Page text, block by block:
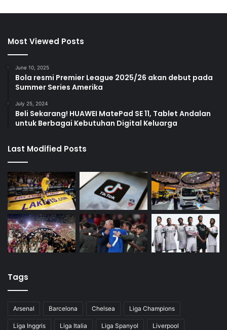
Most Viewed Posts
June 10, 2025
Bola resmi Premier League 2025/26 akan debut pada
Summer Series Amerika
July 25, 2024
Beli Sekarang! HUAWEI MatePad SE 11, Tablet Andalan
untuk Berbagai Kebutuhan Digital Keluarga
Last Modified Posts
Tags
Arsenal Barcelona Chelsea Liga Champions
Liga Inggris Liga Italia Liga Spanyol Liverpool